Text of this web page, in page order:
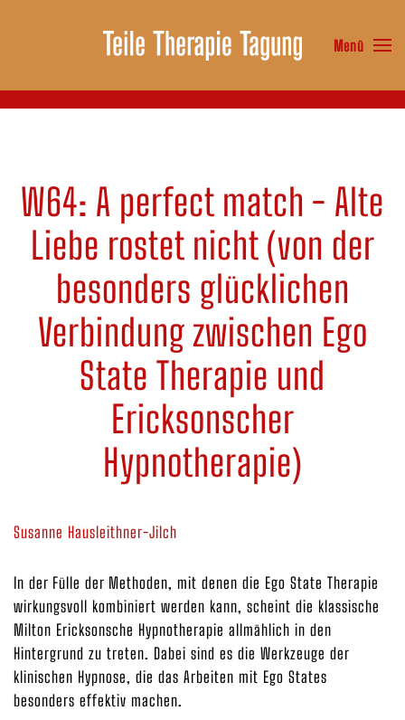
Zum Hauptinhalt springen Menü
W64: A perfect match - Alte
Liebe rostet nicht (von der
besonders glücklichen
Verbindung zwischen Ego
State Therapie und
Ericksonscher
Hypnotherapie)
Susanne Hausleithner-Jilch
In der Fülle der Methoden, mit denen die Ego State Therapie
wirkungsvoll kombiniert werden kann, scheint die klassische
Milton Ericksonsche Hypnotherapie allmählich in den
Hintergrund zu treten. Dabei sind es die Werkzeuge der
klinischen Hypnose, die das Arbeiten mit Ego States
besonders effektiv machen.